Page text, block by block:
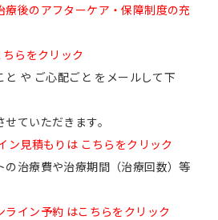
後のアフターケア・保障制度の充
らをクリック
や ご心配ごと をメールして下
ていただきます。
ン見積もりは こちらをクリック
の治療費や治療期間（治療回数）等
イン予約 はこちらをクリック